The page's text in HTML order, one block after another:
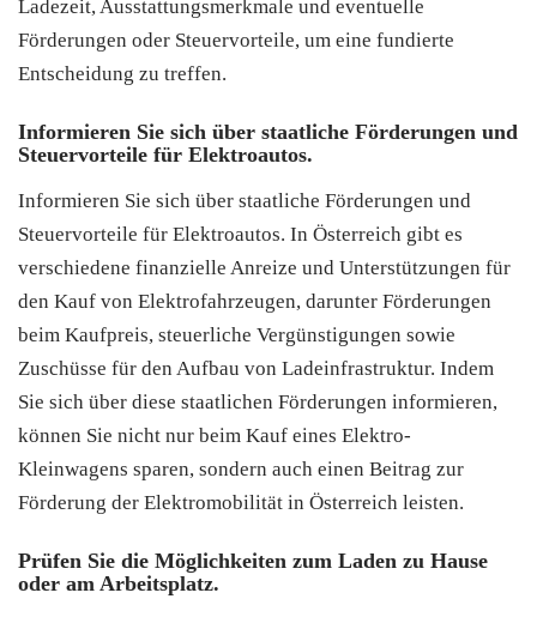
Ladezeit, Ausstattungsmerkmale und eventuelle
Förderungen oder Steuervorteile, um eine fundierte
Entscheidung zu treffen.
Informieren Sie sich über staatliche Förderungen und
Steuervorteile für Elektroautos.
Informieren Sie sich über staatliche Förderungen und
Steuervorteile für Elektroautos. In Österreich gibt es
verschiedene finanzielle Anreize und Unterstützungen für
den Kauf von Elektrofahrzeugen, darunter Förderungen
beim Kaufpreis, steuerliche Vergünstigungen sowie
Zuschüsse für den Aufbau von Ladeinfrastruktur. Indem
Sie sich über diese staatlichen Förderungen informieren,
können Sie nicht nur beim Kauf eines Elektro-
Kleinwagens sparen, sondern auch einen Beitrag zur
Förderung der Elektromobilität in Österreich leisten.
Prüfen Sie die Möglichkeiten zum Laden zu Hause
oder am Arbeitsplatz.